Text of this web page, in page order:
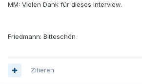
MM: Vielen Dank für dieses Interview.
Friedmann: Bitteschön
Zitieren